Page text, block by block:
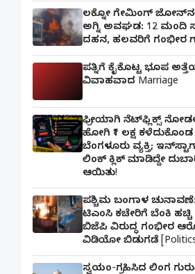
ಲಕ್ನೋ ಗೇಮಿಂಗ್
ಅಗ್ನಿ ಅವಘಡ: 12 ಮಂದಿ
ದಹನ, ಹಲವರಿಗೆ ಗಂಭೀರ
ಪತ್ನಿಗೆ ಕೈಕೊಟ್ಟ ಭೂಪ
ವಿವಾಹವಾದ Marriage
ಫ್ರೀಯಾಗಿ ನೆಟ್‌ಫ್ಲಿಕ್ಸ್
ಹೋಗಿ ₹1 ಲಕ್ಷ ಕಳೆದುಕೊಂಡ
ಬೆಂಗಳೂರು ವ್ಯಕ್ತಿ;
ಲಿಂಕ್ ಕ್ಲಿಕ್ ಮಾಡಿದ್ದೇ
ಆಯಿತು!
ಪಶ್ಚಿಮ ಬಂಗಾಳ
ಟಿಎಂಸಿ ಕಚೇರಿಗೆ ಬೆಂಕಿ ಹಚ್ಚಿ
ಬಿಜೆಪಿ ವಿರುದ್ಧ ಗಂಭೀರ
ವಿಡಿಯೋ ಬಿಡುಗಡೆ
ಸ್ವಯಂ-ಗ್ರಹಿಸಿದ ಲಿಂಗ